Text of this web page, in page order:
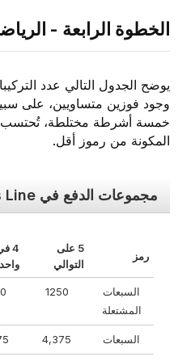
الخطوة الرابعة -
يوضح الجدول التالي عدد
وجود فوزين متساويين، على سبيل
خمسة أشرطة مختلطة، تُحتسب
المكونة من رموز أقل.
مجموعات الدفع في Blazing Sevens Line
رمز
5 على
التوالي
4
واحد
السبعات
المشتعلة
1250
السبعات 4,375